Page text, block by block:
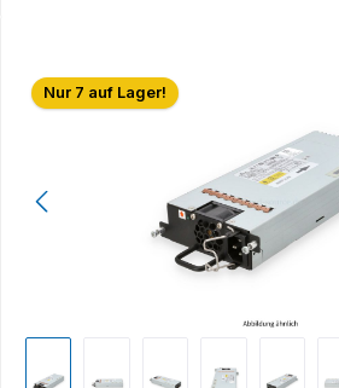
Bildergalerie überspringen
Nur 7 auf Lager!